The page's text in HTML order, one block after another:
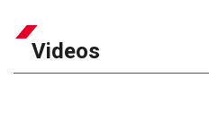
Videos